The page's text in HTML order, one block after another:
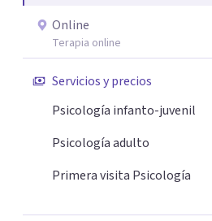
Online
Terapia online
Servicios y precios
Psicología infanto-juvenil
Psicología adulto
Primera visita Psicología